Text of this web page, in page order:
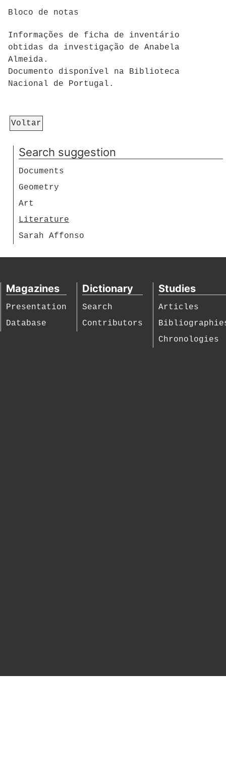
Bloco de notas
Informações de ficha de inventário
obtidas da investigação de Anabela
Almeida.
Documento disponível na Biblioteca
Nacional de Portugal.
Voltar
Search suggestion
Documents
Geometry
Art
Literature
Sarah Affonso
Magazines
Presentation
Database
Dictionary
Search
Contributors
Studies
Articles
Chronologies